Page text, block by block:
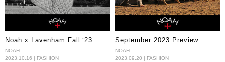
Noah x Lavenham Fall ‘23
NOAH
2023.10.16 | FASHION
September 2023 Preview
NOAH
2023.09.20 | FASHION